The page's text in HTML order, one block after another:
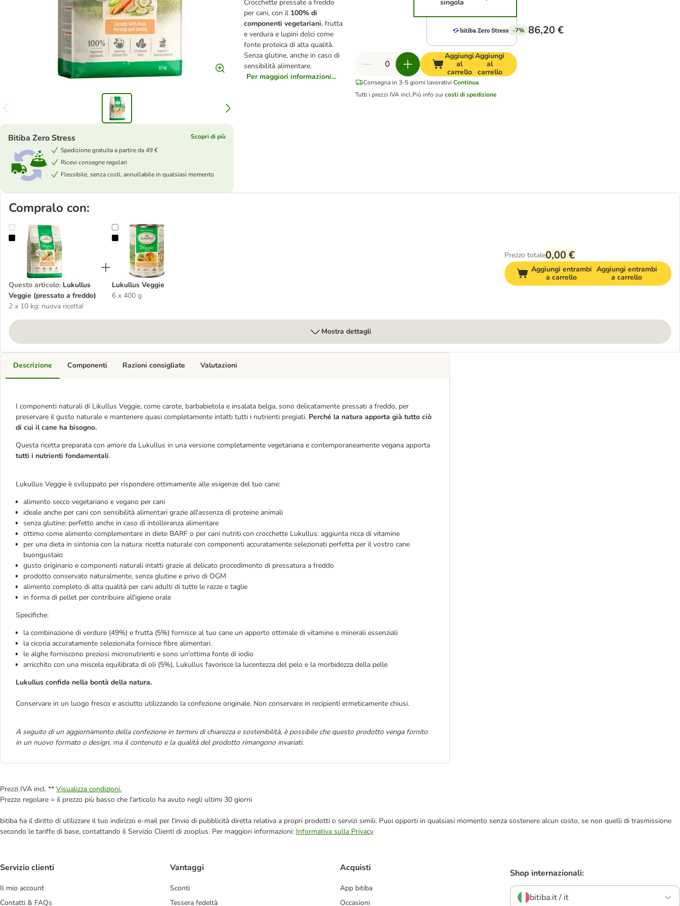
Crocchette pressate a freddo
per cani, con il 100% di
componenti vegetariani, frutta
e verdura e lupini dolci come
fonte proteica di alta qualità.
Senza glutine, anche in caso di
sensibilità alimentare.
Per maggiori informazioni...
Bitiba Zero Stress
Scopri di più
Spedizione gratuita a partire da 49 €
Ricevi consegne regolari
Flessibile, senza costi, annullabile in qualsiasi momento
singola
-7% 86,20 €
Aggiungi
al
carrello
Aggiungi
al
carrello
Consegna in 3-5 giorni lavorativi Continua
Tutti i prezzi IVA incl.Più info suicosti di spedizione
Compralo con:
Lukullus Veggie (pressato a freddo)
Questo articolo: Lukullus
Veggie (pressato a freddo)
2 x 10 kg: nuova ricetta!
Lukullus Veggie
Lukullus Veggie
6 x 400 g
Prezzo totale0,00 €
Aggiungi entrambi
a carrello
Aggiungi entrambi
a carrello
Mostra dettagli
Descrizione
I componenti naturali di Likullus Veggie, come carote, barbabietola e insalata belga, sono delicatamente pressati a freddo, per
preservare il gusto naturale e mantenere quasi completamente intatti tutti i nutrienti pregiati. Perché la natura apporta già tutto ciò
di cui il cane ha bisogno.
Questa ricetta preparata con amore da Lukullus in una versione completamente vegetariana e contemporaneamente vegana apporta
tutti i nutrienti fondamentali.
Lukullus Veggie è sviluppato per rispondere ottimamente alle esigenze del tuo cane:
alimento secco vegetariano e vegano per cani
ideale anche per cani con sensibilità alimentari grazie all'assenza di proteine animali
senza glutine: perfetto anche in caso di intolleranza alimentare
ottimo come alimento complementare in diete BARF o per cani nutriti con crocchette Lukullus: aggiunta ricca di vitamine
per una dieta in sintonia con la natura: ricetta naturale con componenti accuratamente selezionati perfetta per il vostro cane
buongustaio
gusto originario e componenti naturali intatti grazie al delicato procedimento di pressatura a freddo
prodotto conservato naturalmente, senza glutine e privo di OGM
alimento completo di alta qualità per cani adulti di tutte le razze e taglie
in forma di pellet per contribuire all'igiene orale
Specifiche:
la combinazione di verdure (49%) e frutta (5%) fornisce al tuo cane un apporto ottimale di vitamine e minerali essenziali
la cicoria accuratamente selezionata fornisce fibre alimentari.
le alghe forniscono preziosi micronutrienti e sono un'ottima fonte di iodio
arricchito con una miscela equilibrata di oli (5%), Lukullus favorisce la lucentezza del pelo e la morbidezza della pelle
Lukullus confida nella bontà della natura.
Conservare in un luogo fresco e asciutto utilizzando la confezione originale. Non conservare in recipienti ermeticamente chiusi.
A seguito di un aggiornamento della confezione in termini di chiarezza e sostenibilità, è possibile che questo prodotto venga fornito
in un nuovo formato o design, ma il contenuto e la qualità del prodotto rimangono invariati.
Componenti Razioni consigliate Valutazioni
Prezzi IVA incl. ** Visualizza condizioni.
Prezzo regolare = il prezzo più basso che l'articolo ha avuto negli ultimi 30 giorni
bitiba ha il diritto di utilizzare il tuo indirizzo e-mail per l'invio di pubblicità diretta relativa a propri prodotti o servizi simili. Puoi opporti in qualsiasi momento senza sostenere alcun costo, se non quelli di trasmissione
secondo le tariffe di base, contattando il Servizio Clienti di zooplus. Per maggiori informazioni: Informativa sulla Privacy
Servizio clienti
Il mio account
Contatti & FAQs
Vantaggi
Sconti
Tessera fedeltà
Acquisti
App bitiba
Occasioni
Shop internazionali:
bitiba.it / it